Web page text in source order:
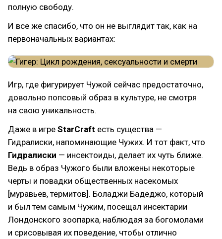
полную свободу.
И все же спасибо, что он не выглядит так, как на
первоначальных вариантах:
Игр, где фигурирует Чужой сейчас предостаточно,
довольно попсовый образ в культуре, не смотря
на свою уникальность.
Даже в игре StarCraft есть существа —
Гидралиски, напоминающие Чужих. И тот факт, что
Гидралиски — инсектоиды, делает их чуть ближе.
Ведь в образ Чужого были вложены некоторые
черты и повадки общественных насекомых
[муравьев, термитов]. Боладжи Бадеджо, который
и был тем самым Чужим, посещал инсектарии
Лондонского зоопарка, наблюдая за богомолами
и срисовывая их поведение, чтобы отлично